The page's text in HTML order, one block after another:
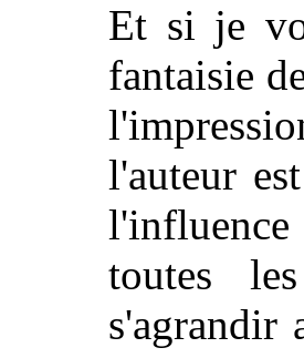
Et si je
fantaisie
l'auteur
l'influence
toutes
s'agrandir